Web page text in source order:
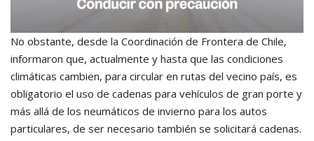
No obstante, desde la Coordinación de Frontera de Chile,
informaron que, actualmente y hasta que las condiciones
climáticas cambien, para circular en rutas del vecino país, es
obligatorio el uso de cadenas para vehículos de gran porte y
más allá de los neumáticos de invierno para los autos
particulares, de ser necesario también se solicitará cadenas.